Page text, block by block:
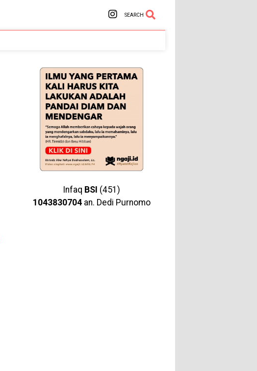
SEARCH
Infaq BSI (451)
1043830704an. Dedi Purnomo